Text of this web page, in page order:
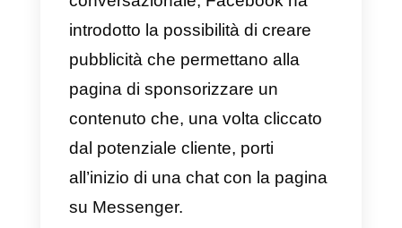
pubblico dei social network.
Se infatti fino a qualche tempo fa
la messaggistica di una pagina
Facebook aveva come principale
obiettivo ilfornire assistenza
passiva alle richieste dei clienti,